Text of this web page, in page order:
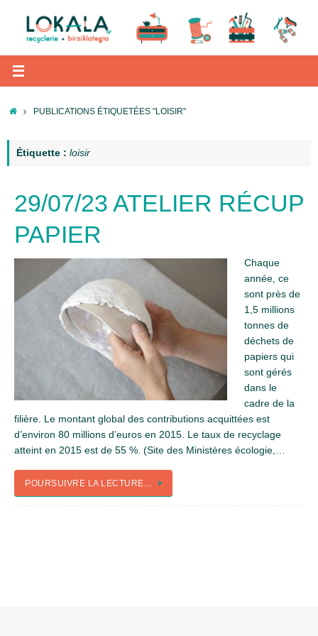
contenu
ACCUEIL
PUBLICATIONS ÉTIQUETÉES "LOISIR"
Étiquette : loisir
29/07/23 ATELIER RÉCUP
PAPIER
Chaque
année, ce
sont près de
1,5 millions
tonnes de
déchets de
papiers qui
sont gérés
dans le
cadre de la
filière. Le montant global des contributions acquittées est
d’environ 80 millions d’euros en 2015. Le taux de recyclage
atteint en 2015 est de 55 %. (Site des Ministères écologie,…
POURSUIVRE LA LECTURE…